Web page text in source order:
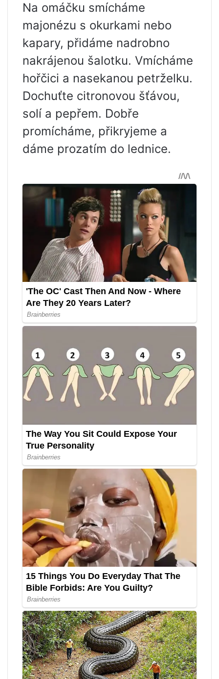
Na omáčku smícháme
majonézu s okurkami nebo
kapary, přidáme nadrobno
nakrájenou šalotku. Vmícháme
hořčici a nasekanou petrželku.
Dochuťte citronovou šťávou,
solí a pepřem. Dobře
promícháme, přikryjeme a
dáme prozatím do lednice.